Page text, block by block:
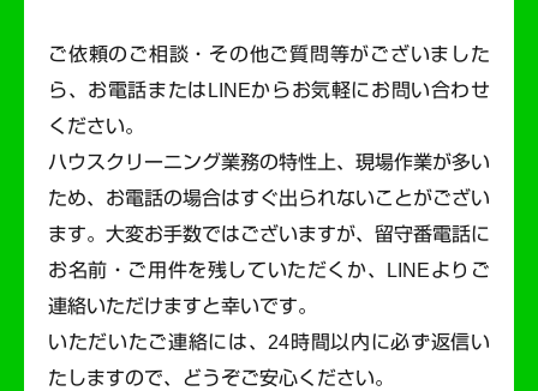
ご依頼のご相談・その他ご質問等がございました
ら、お電話またはLINEからお気軽にお問い合わせ
ください。
ハウスクリーニング業務の特性上、現場作業が多い
ため、お電話の場合はすぐ出られないことがござい
ます。 大変お手数ではございますが、留守番電話に
お名前・ご用件を残していただくか、LINEよりご
連絡いただけますと幸いです。
いただいたご連絡には、24時間以内に必ず返信い
たしますので、どうぞご安心ください。